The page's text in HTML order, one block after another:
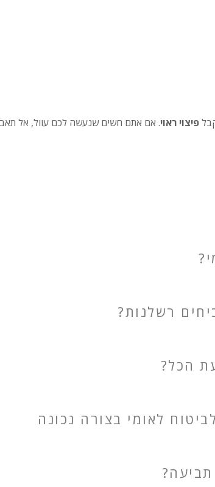
פיצוי ראוי. אם אתם חשים שנעשה לכם עוול, אל
רשלנות?
הכל?
לאומי בצורה נכונה